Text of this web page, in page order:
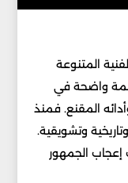
المتنوعة
واضحة في
المقنع. فمنذ
وتشويقية.
الجمهور